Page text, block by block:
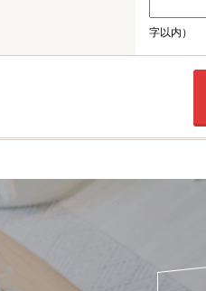
字以内）